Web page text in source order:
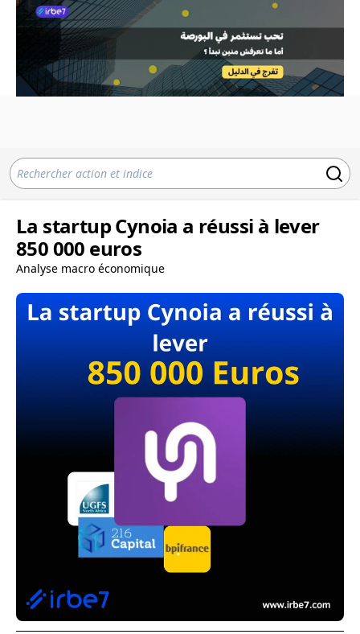
La startup Cynoia a réussi à lever
850 000 euros
Analyse macro économique